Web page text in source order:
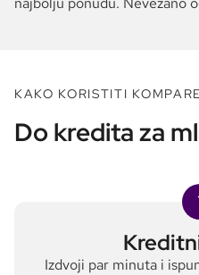
KAKO KORISTITI
Do kredita za
Izdvoji par minuta i